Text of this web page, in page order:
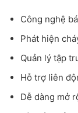
Công nghệ
Phát hiện
Quản lý tập
Hỗ trợ liên
Dễ dàng mở